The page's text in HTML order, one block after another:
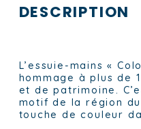
DESCRIPTION
L’essuie-mains «
hommage à plus de
et de patrimoine.
motif de la région
touche de couleur